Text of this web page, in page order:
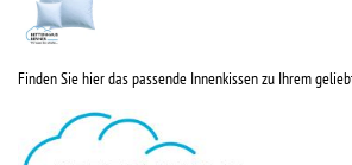
Finden Sie hier das passende Innenkissen zu Ihrem